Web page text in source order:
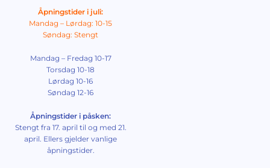
Åpningstider i juli:
Mandag – Lørdag: 10-15
Søndag: Stengt
Mandag – Fredag 10-17
Torsdag 10-18
Lørdag 10-16
Søndag 12-16
Åpningstider i påsken:
Stengt fra 17. april til og med 21.
april. Ellers gjelder vanlige
åpningstider.